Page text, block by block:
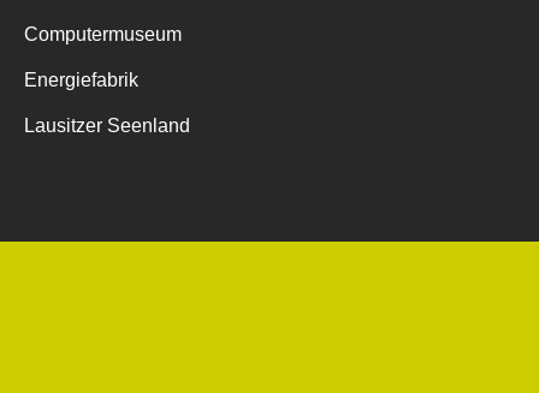
Computermuseum
Energiefabrik
Lausitzer Seenland